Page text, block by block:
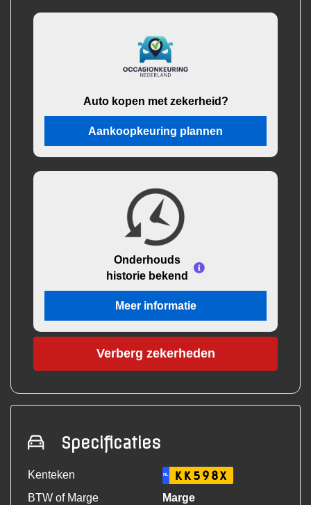
Auto kopen met zekerheid?
Aankoopkeuring plannen
Onderhouds
historie bekend
Meer informatie
Verberg zekerheden
Specificaties
Kenteken NL KK598X
BTW of Marge
Marge